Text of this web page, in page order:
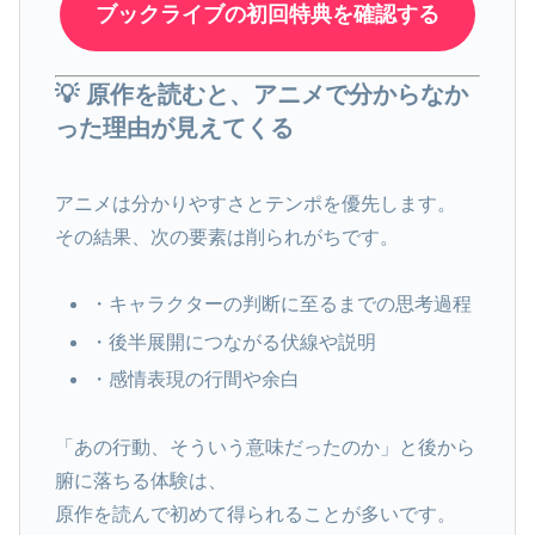
ブックライブの初回特典を確認する
💡 原作を読むと、アニメで分からなか
った理由が見えてくる
アニメは分かりやすさとテンポを優先します。
その結果、次の要素は削られがちです。
・キャラクターの判断に至るまでの思考過程
・後半展開につながる伏線や説明
・感情表現の行間や余白
「あの行動、そういう意味だったのか」と後から
腑に落ちる体験は、
原作を読んで初めて得られることが多いです。